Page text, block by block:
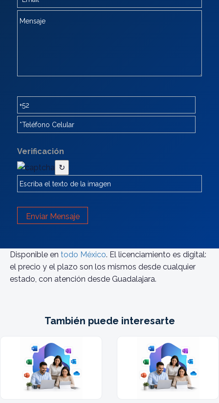
Verificación
↻
Enviar Mensaje
Disponible en todo México. El licenciamiento es digital:
el precio y el plazo son los mismos desde cualquier
estado, con atención desde Guadalajara.
También puede interesarte